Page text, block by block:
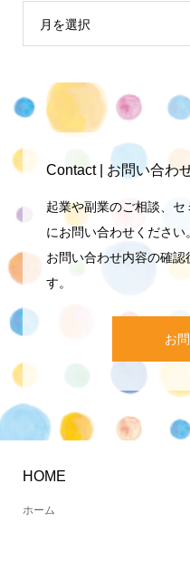
月を選択
Contact | お問い合わ
起業や副業のご相談、
にお問い合わせください。
お問い合わせ内容の確
す。
お
HOME
ホーム